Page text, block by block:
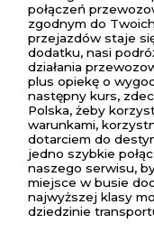
połączeń
zgodnym do
przejazdów staje
dodatku, nasi
działania
plus opiekę o
następny kurs,
Polska, żeby
warunkami,
dotarciem do
jedno szybkie
naszego serwisu,
miejsce w busie
najwyższej klasy
dziedzinie